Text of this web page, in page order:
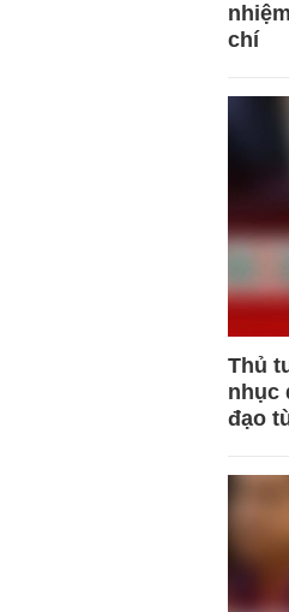
chí
Thủ
nhục
đạo